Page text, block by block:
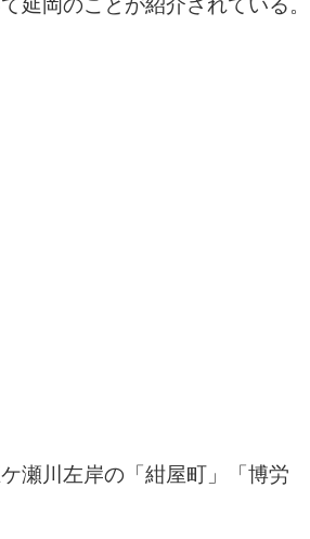
瀬川左岸の「紺屋町」「博労